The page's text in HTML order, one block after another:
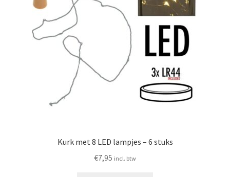
Kurk met 8 LED lampjes – 6 stuks
€7,95 incl. btw